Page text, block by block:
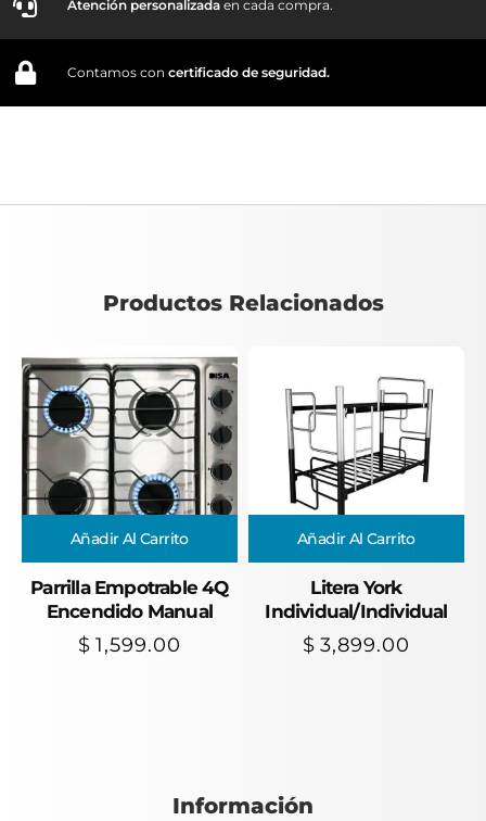
Atención personalizada en cada compra.
Contamos con certificado de seguridad.
Productos Relacionados
Añadir Al Carrito
Parrilla Empotrable 4Q
Encendido Manual
$ 1,599.00
Añadir Al Carrito
Litera York
Individual/Individual
$ 3,899.00
Información